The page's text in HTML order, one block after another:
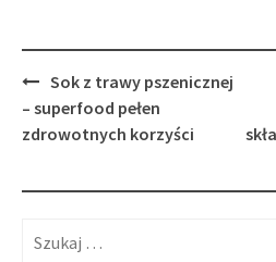
Post
navigation
Sok z trawy pszenicznej
– superfood pełen
zdrowotnych korzyści